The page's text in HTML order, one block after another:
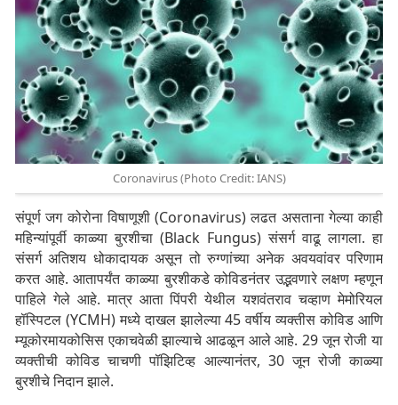
Coronavirus (Photo Credit: IANS)
संपूर्ण जग कोरोना विषाणूशी (Coronavirus) लढत असताना गेल्या काही
महिन्यांपूर्वी काळ्या बुरशीचा (Black Fungus) संसर्ग वाढू लागला. हा
संसर्ग अतिशय धोकादायक असून तो रुग्णांच्या अनेक अवयवांवर परिणाम
करत आहे. आतापर्यंत काळ्या बुरशीकडे कोविडनंतर उद्भवणारे लक्षण म्हणून
पाहिले गेले आहे. मात्र आता पिंपरी येथील यशवंतराव चव्हाण मेमोरियल
हॉस्पिटल (YCMH) मध्ये दाखल झालेल्या 45 वर्षीय व्यक्तीस कोविड आणि
म्यूकोरमायकोसिस एकाचवेळी झाल्याचे आढळून आले आहे. 29 जून रोजी या
व्यक्तीची कोविड चाचणी पॉझिटिव्ह आल्यानंतर, 30 जून रोजी काळ्या
बुरशीचे निदान झाले.